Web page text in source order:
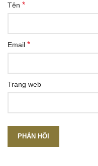
Tên *
Email *
Trang web